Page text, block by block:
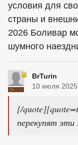
условия для
страны и
2026 Боливар
шумного
BrTurin
10 июля
[/
перекупят